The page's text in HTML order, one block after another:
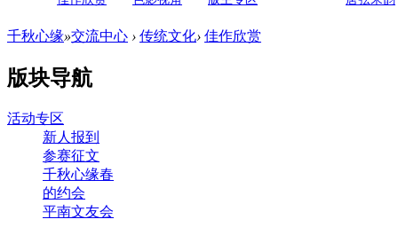
千秋心缘»交流中心 › 传统文化› 佳作欣赏
版块导航
活动专区
新人报到
参赛征文
千秋心缘春
的约会
平南文友会